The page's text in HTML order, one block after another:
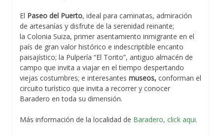
El Paseo del Puerto, ideal para caminatas, admiración
de artesanías y disfrute de la serenidad reinante;
la Colonia Suiza, primer asentamiento inmigrante en el
país de gran valor histórico e indescriptible encanto
paisajístico; la Pulpería “El Torito”, antiguo almacén de
campo que invita a viajar en el tiempo despertando
viejas costumbres; e interesantes museos, conforman el
circuito turístico que invita a recorrer y conocer
Baradero en toda su dimensión.
Más información de la localidad de Baradero, click aqui.